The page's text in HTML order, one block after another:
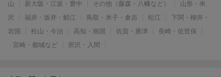
山 新大阪・江坂・豊中 その他（藤森・八幡など）
山形・米
沢
福井・坂井・鯖江 鳥取・米子・倉吉 松江
下関・柳井・
岩国
松山・今治 高知・南国 佐賀・唐津
長崎・佐世保
宮崎・都城など
所沢・入間